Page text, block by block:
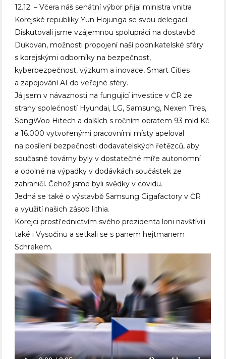
12.12. – Včera náš senátní výbor přijal ministra vnitra
Korejské republiky Yun Hojunga se svou delegací.
Diskutovali jsme vzájemnou spolupráci na dostavbě
Dukovan, možnosti propojení naší podnikatelské sféry
s korejskými odborníky na bezpečnost,
kyberbezpečnost, výzkum a inovace, Smart Cities
a zapojování AI do veřejné sféry.
Já jsem v návaznosti na fungující investice v ČR ze
strany společností Hyundai, LG, Samsung, Nexen Tires,
SongWoo Hitech a dalších s ročním obratem 93 mld Kč
a 16.000 vytvořenými pracovními místy apeloval
na posílení bezpečnosti dodavatelských řetězců, aby
současné továrny byly v dostatečné míře autonomní
a odolné na výpadky v dodávkách součástek ze
zahraničí. Čehož jsme byli svědky v covidu.
Jedná se také o výstavbě Samsung Gigafactory v ČR
a využití našich zásob lithia.
Korejci prostřednictvím svého prezidenta loni navštívili
také i Vysočinu a setkali se s panem hejtmanem
Schrekem.